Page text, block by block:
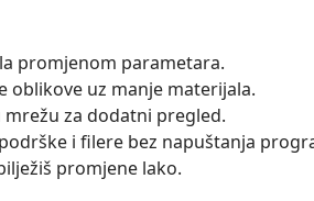
promjenom parametara.
oblikove uz manje materijala.
za dodatni pregled.
i filere bez napuštanja
promjene lako.